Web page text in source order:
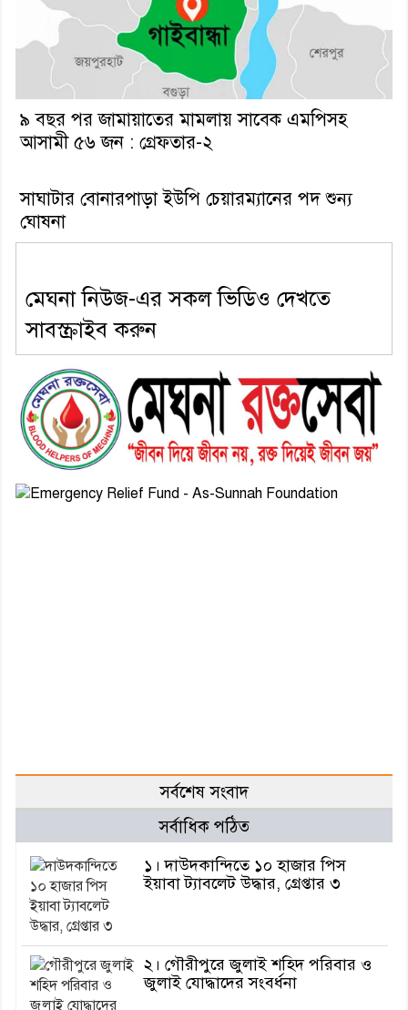
৯ বছর পর জামায়াতের মামলায় সাবেক এমপিসহ
আসামী ৫৬ জন : গ্রেফতার-২
সাঘাটার বোনারপাড়া ইউপি চেয়ারম্যানের পদ শুন্য
ঘোষনা
মেঘনা নিউজ-এর সকল ভিডিও দেখতে
সাবস্ক্রাইব করুন
সর্বশেষ সংবাদ
সর্বাধিক পঠিত
১। দাউদকান্দিতে ১০ হাজার পিস
ইয়াবা ট্যাবলেট উদ্ধার, গ্রেপ্তার ৩
২। গৌরীপুরে জুলাই শহিদ পরিবার ও
জুলাই যোদ্ধাদের সংবর্ধনা